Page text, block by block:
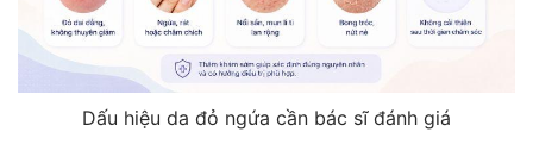
Dấu hiệu da đỏ ngứa cần bác sĩ đánh giá